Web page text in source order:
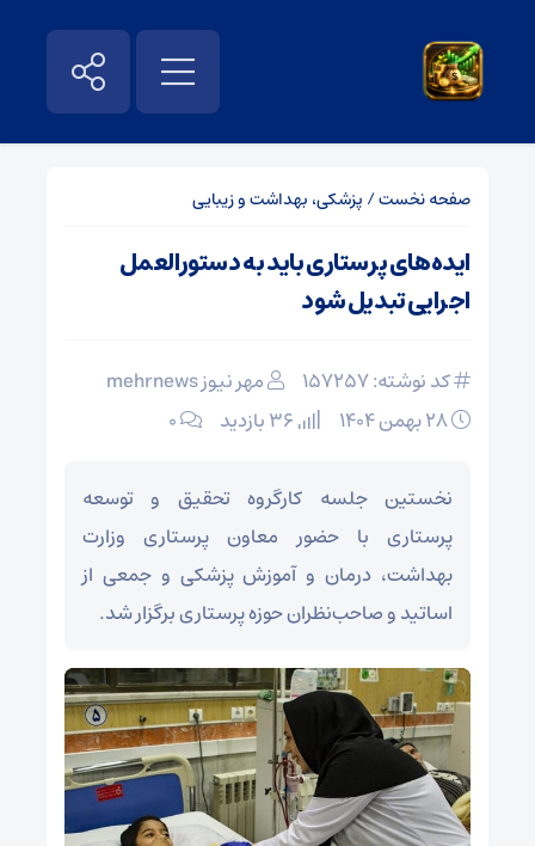
صفحه نخست/ پزشکی، بهداشت و زیبایی
ایده‌های پرستاری باید به دستورالعمل
اجرایی تبدیل شود
کد نوشته: 157257
مهر نیوز mehrnews
۰
نخستین جلسه کارگروه تحقیق و توسعه
پرستاری با حضور معاون پرستاری وزارت
بهداشت، درمان و آموزش پزشکی و جمعی از
اساتید و صاحب‌نظران حوزه پرستاری برگزار شد.